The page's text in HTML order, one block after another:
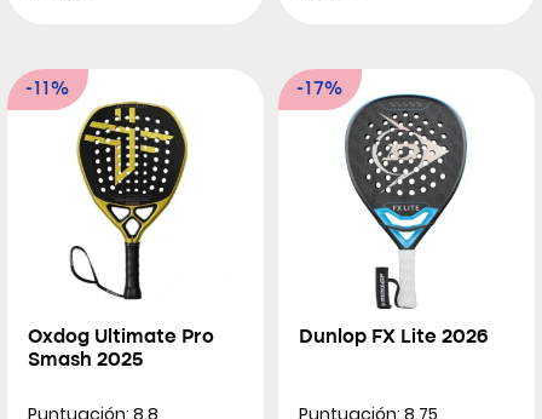
-11%
Oxdog Ultimate Pro
Smash 2025
Puntuación: 8.8
-17%
Dunlop FX Lite 2026
Puntuación: 8.75